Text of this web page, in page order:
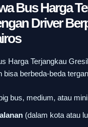
Bus Harga
Driver
Harga Terjangkau
bisa berbeda-beda
bus, medium, atau
(dalam kota atau